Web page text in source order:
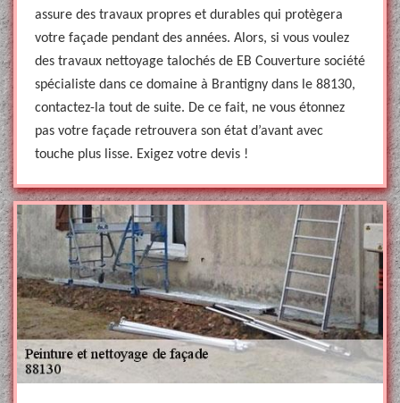
assure des travaux propres et durables qui protègera
votre façade pendant des années. Alors, si vous voulez
des travaux nettoyage talochés de EB Couverture société
spécialiste dans ce domaine à Brantigny dans le 88130,
contactez-la tout de suite. De ce fait, ne vous étonnez
pas votre façade retrouvera son état d’avant avec
touche plus lisse. Exigez votre devis !